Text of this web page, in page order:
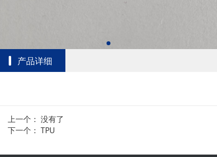
产品详细
上一个： 没有了
下一个： TPU